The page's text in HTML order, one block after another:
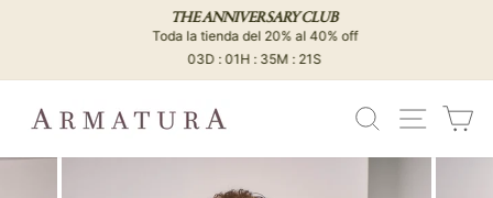
contenido
diapositivas
pausa
THE ANNIVERSARY CLUB
Toda la tienda del 20% al 40% off
03D : 01H : 35M : 21S
BUSCAR